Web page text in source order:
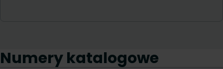
Numery katalogowe